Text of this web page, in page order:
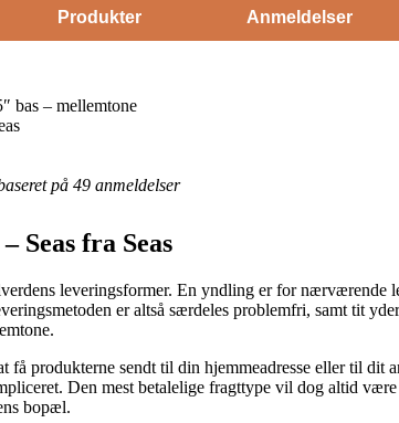
Produkter Anmeldelser
bas – mellemtone
på 49 anmeldelser
Seas fra Seas
leveringsformer. En yndling er for nærværende
er altså særdeles problemfri, samt tit
få produkterne sendt til din hjemmeadresse eller til dit
Den mest betalelige fragttype vil dog altid
bopæl.